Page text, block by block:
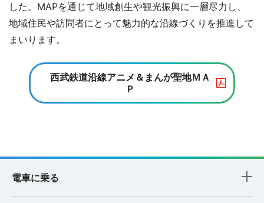
した。MAPを通じて地域創生や観光振興に一層尽力し、
地域住民や訪問者にとって魅力的な沿線づくりを推進して
まいります。
西武鉄道沿線アニメ＆まんが聖地ＭＡ
Ｐ
電車に乗る